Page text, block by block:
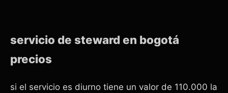
servicio de steward en bogotá
precios
si el servicio es diurno tiene un valor de 110.000 la